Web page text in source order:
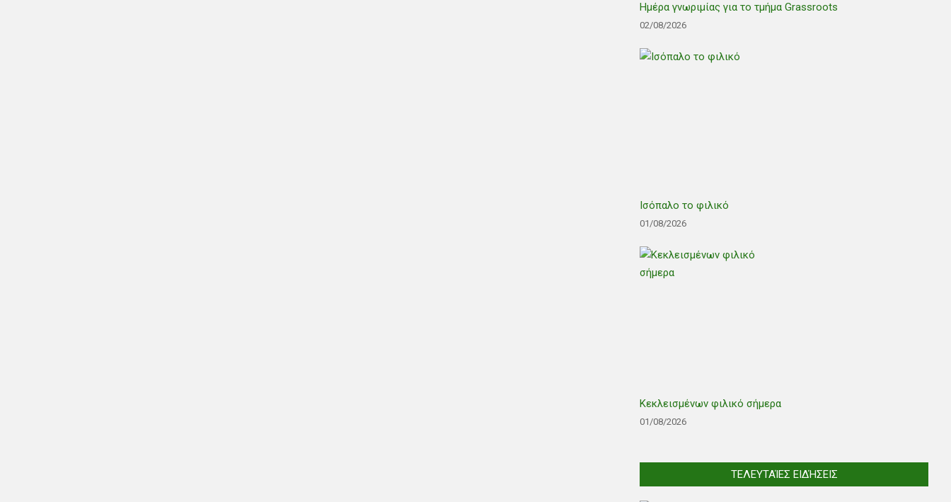
Ημέρα γνωριμίας για το τμήμα Grassroots
02/08/2026
Ισόπαλο το φιλικό
01/08/2026
Κεκλεισμένων φιλικό σήμερα
01/08/2026
ΤΕΛΕΥΤΑΊΕΣ ΕΙΔΉΣΕΙΣ